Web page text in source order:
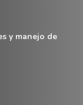
y manejo de